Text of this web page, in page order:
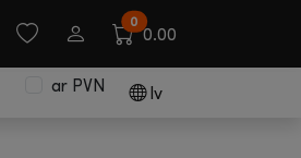
0
0.00
ar PVN lv